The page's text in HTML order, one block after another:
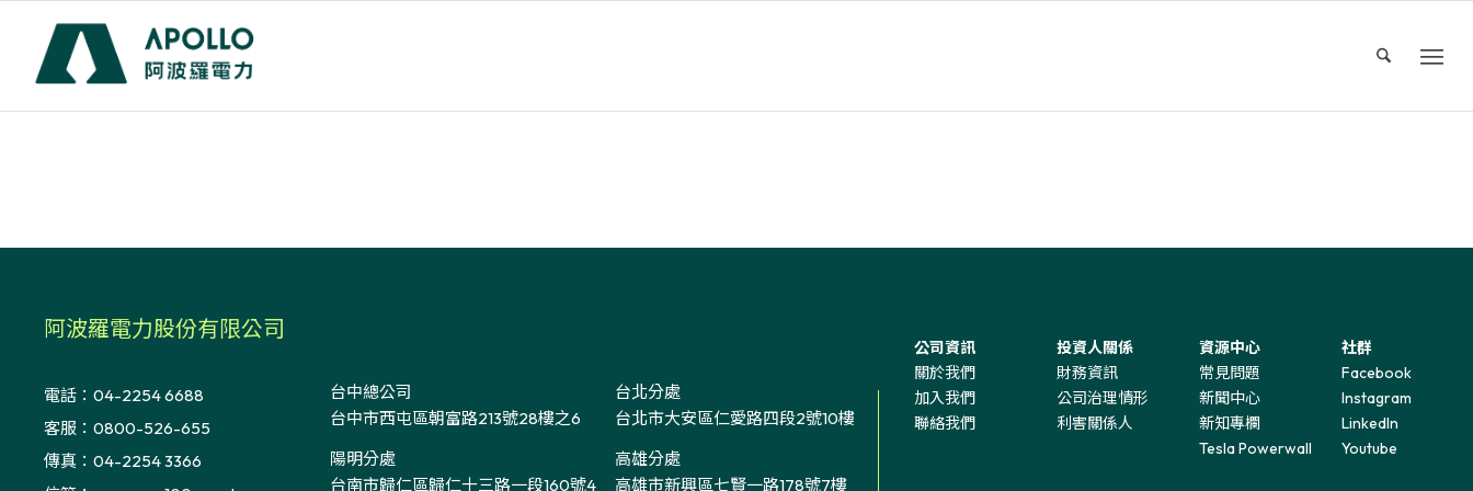
阿波羅電力股份有限公司
電話：04-2254 6688
客服：0800-526-655
傳真：04-2254 3366
台中總公司
台中市西屯區朝富路213號28樓之6
陽明分處
台南市歸仁區歸仁十三路一段160號4
台北分處
台北市大安區仁愛路四段2號10樓
高雄分處
高雄市新興區七賢一路178號7樓
公司資訊
關於我們
加入我們
聯絡我們
投資人關係
財務資訊
公司治理情形
利害關係人
資源中心
常見問題
新聞中心
新知專欄
Tesla Powerwall
社群
Facebook
Instagram
LinkedIn
Youtube